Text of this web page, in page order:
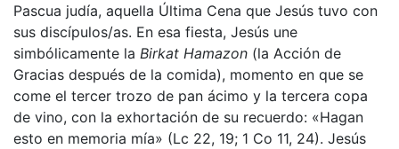
Pascua judía, aquella Última Cena que Jesús tuvo con
sus discípulos/as. En esa fiesta, Jesús une
simbólicamente la Birkat Hamazon (la Acción de
Gracias después de la comida), momento en que se
come el tercer trozo de pan ácimo y la tercera copa
de vino, con la exhortación de su recuerdo: «Hagan
esto en memoria mía» (Lc 22, 19; 1 Co 11, 24). Jesús